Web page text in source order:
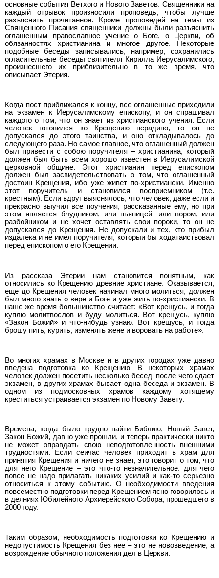
основные события Ветхого и Нового Заветов. Священники на
каждый отрывок произносили проповедь, чтобы лучше
разъяснить прочитанное. Кроме проповедей на темы из
Священного Писания священники должны были разъяснить
оглашенным православное учение о Боге, о Церкви, об
обязанностях христианина и многое другое. Некоторые
подобные беседы записывались, например, сохранились
огласительные беседы святителя Кирилла Иерусалимского,
произнесшего их приблизительно в то же время, что
описывает Этерия.
Когда пост приближался к концу, все оглашенные приходили
на экзамен к Иерусалимскому епископу, и он спрашивал
каждого о том, что он знает из христианского учения. Если
человек готовился ко Крещению нерадиво, то он не
допускался до этого таинства, и оно откладывалось до
следующего раза. Но самое главное, что оглашенный должен
был привести с собою поручителя – христианина, который
должен был быть всем хорошо известен в Иерусалимской
церковной общине. Этот христианин перед епископом
должен был засвидетельствовать о том, что оглашенный
достоин Крещения, ибо уже живет по-христиански. Именно
этот поручитель и становился восприемником (т.е.
крестным). Если вдруг выяснялось, что человек, даже если и
прекрасно выучил все поучения, рассказанные ему, но при
этом является блудником, или пьяницей, или вором, или
разбойником и не хочет оставлять свои пороки, то он не
допускался до Крещения. Не допускали и тех, кто прибыл
издалека и не имел поручителя, который бы ходатайствовал
перед епископом о его Крещении.
Из рассказа Этерии нам становится понятным, как
относились ко Крещению древние христиане. Оказывается,
еще до Крещения человек начинал много молиться, должен
был много знать о вере и Боге и уже жить по-христиански. В
наше же время большинство считает: «Вот крещусь, и тогда
куплю молитвослов и буду молиться. Вот крещусь, куплю
«Закон Божий» и что-нибудь узнаю. Вот крещусь, и тогда
брошу пить, курить, изменять жене и воровать на работе».
Во многих храмах в Москве и в других городах уже давно
введена подготовка ко Крещению. В некоторых храмах
человек должен посетить несколько бесед, после чего сдает
экзамен, в других храмах бывает одна беседа и экзамен. В
одном из подмосковных храмов каждому хотящему
креститься устраивается экзамен по Новому Завету.
Времена, когда было трудно найти Библию, Новый Завет,
Закон Божий, давно уже прошли, и теперь практически никто
не может оправдать свою неподготовленность внешними
трудностями. Если сейчас человек приходит в храм для
принятия Крещения и ничего не знает, это говорит о том, что
для него Крещение – это что-то незначительное, для чего
вовсе не надо прилагать никаких усилий и как-то серьезно
относиться к этому событию. О необходимости введения
повсеместно подготовки перед Крещением ясно говорилось и
в деяниях Юбилейного Архиерейского Собора, прошедшего в
2000 году.
Таким образом, необходимость подготовки ко Крещению и
недопустимость Крещения без нее – это не нововведение, а
возрождение обычного положения дел в Церкви.